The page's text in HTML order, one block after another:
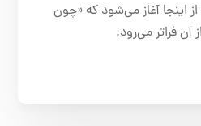
اینجا آغاز می‌شود که «چون
آن فراتر می‌رود.